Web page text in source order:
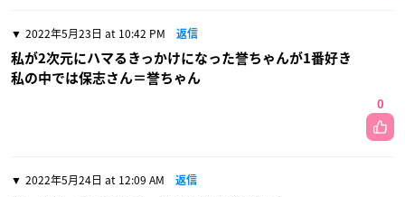
2022年5月23日 at 10:42 PM 返信
私が2次元にハマるきっかけになった誉ちゃんが1番好き
私の中では保志さん＝誉ちゃん
0
2022年5月24日 at 12:09 AM 返信